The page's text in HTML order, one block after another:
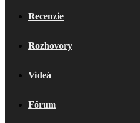
Recenzie
Rozhovory
Videá
Fórum